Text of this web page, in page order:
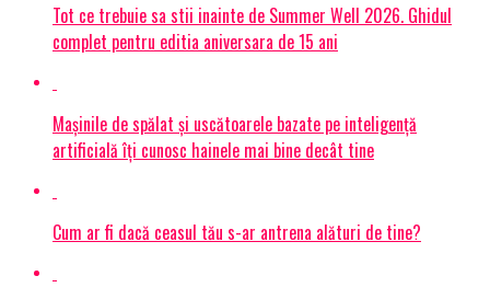
Tot ce trebuie sa stii inainte de Summer Well 2026. Ghidul
complet pentru editia aniversara de 15 ani
Mașinile de spălat și uscătoarele bazate pe inteligență
artificială îți cunosc hainele mai bine decât tine
Cum ar fi dacă ceasul tău s-ar antrena alături de tine?